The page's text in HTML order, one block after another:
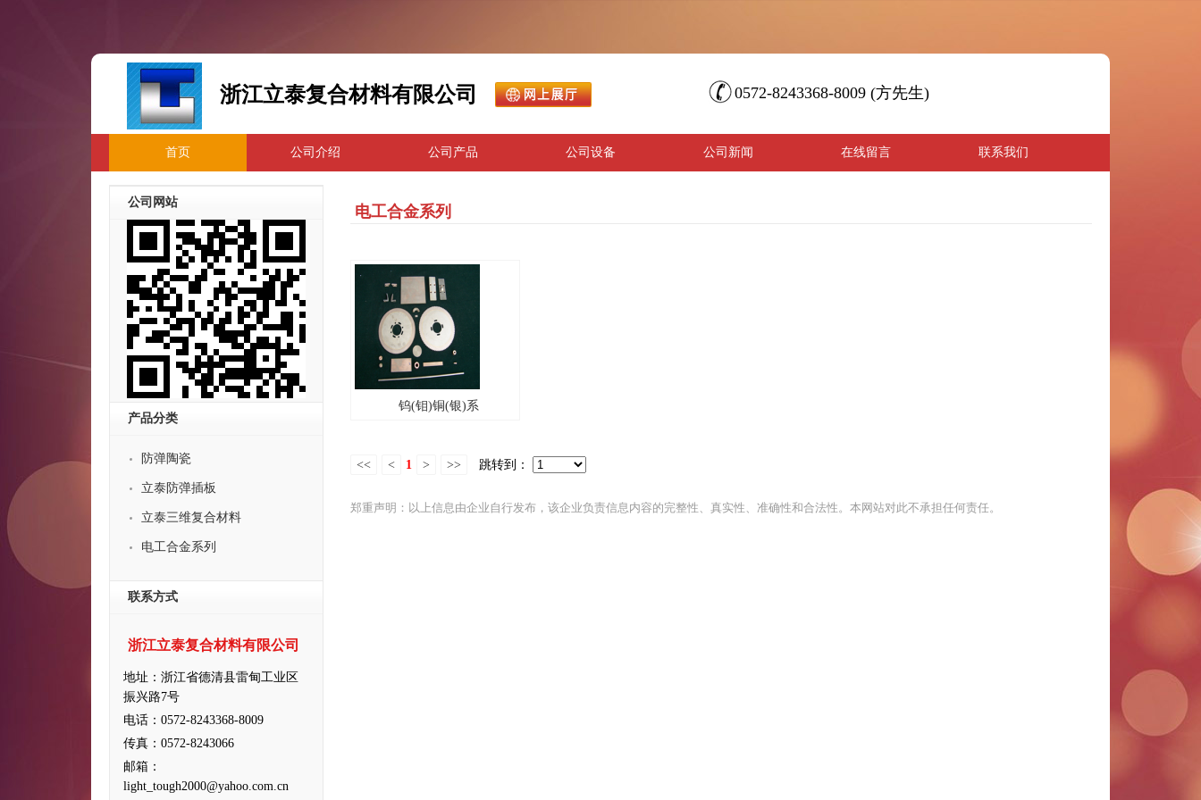
浙江立泰复合材料有限公司 0572-8243368-8009 (方先生)
首页 公司介绍 公司产品 公司设备 公司新闻 在线留言 联系我们
公司网站
产品分类
防弹陶瓷
立泰防弹插板
立泰三维复合材料
电工合金系列
联系方式
浙江立泰复合材料有限公司
地址：浙江省德清县雷甸工业区
振兴路7号
电话：0572-8243368-8009
传真：0572-8243066
邮箱：
light_tough2000@yahoo.com.cn
电工合金系列
钨(钼)铜(银)系
<< < 1 > >> 跳转到：
郑重声明：以上信息由企业自行发布，该企业负责信息内容的完整性、真实性、准确性和合法性。本网站对此不承担任何责任。